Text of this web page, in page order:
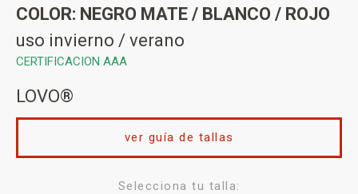
COLOR: NEGRO MATE / BLANCO / ROJO
uso invierno / verano
CERTIFICACION AAA
LOVO®
Selecciona tu talla:
ver guía de tallas